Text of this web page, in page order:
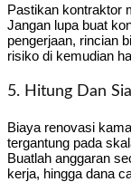
Pastikan kontraktor
Jangan lupa buat
pengerjaan, rincian
risiko di kemudian
5. Hitung Dan
Biaya renovasi
tergantung pada
Buatlah anggaran
kerja, hingga dana